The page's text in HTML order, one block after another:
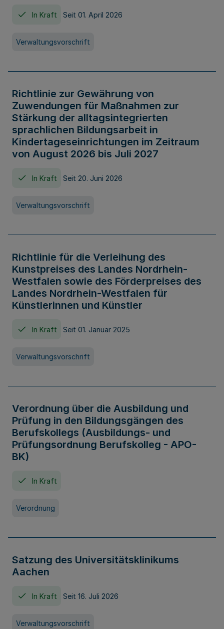
In Kraft Seit 01. April 2026
Verwaltungsvorschrift
Richtlinie zur Gewährung von
Zuwendungen für Maßnahmen zur
Stärkung der alltagsintegrierten
sprachlichen Bildungsarbeit in
Kindertageseinrichtungen im Zeitraum
von August 2026 bis Juli 2027
In Kraft Seit 20. Juni 2026
Verwaltungsvorschrift
Richtlinie für die Verleihung des
Kunstpreises des Landes Nordrhein-
Westfalen sowie des Förderpreises des
Landes Nordrhein-Westfalen für
Künstlerinnen und Künstler
In Kraft Seit 01. Januar 2025
Verwaltungsvorschrift
Verordnung über die Ausbildung und
Prüfung in den Bildungsgängen des
Berufskollegs (Ausbildungs- und
Prüfungsordnung Berufskolleg - APO-
BK)
In Kraft
Verordnung
Satzung des Universitätsklinikums
Aachen
In Kraft Seit 16. Juli 2026
Verwaltungsvorschrift